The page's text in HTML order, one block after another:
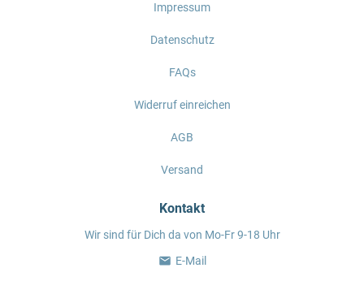
Impressum
Datenschutz
FAQs
Widerruf einreichen
AGB
Versand
Kontakt
Wir sind für Dich da von Mo-Fr 9-18 Uhr
E-Mail